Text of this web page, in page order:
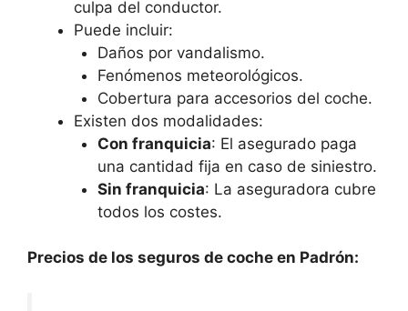
culpa del conductor.
Puede incluir:
Daños por vandalismo.
Fenómenos meteorológicos.
Cobertura para accesorios del coche.
Existen dos modalidades:
Con franquicia: El asegurado paga
una cantidad fija en caso de siniestro.
Sin franquicia: La aseguradora cubre
todos los costes.
Precios de los seguros de coche en Padrón: